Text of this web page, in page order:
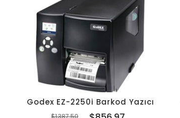
Godex EZ-2250i Barkod Yazıcı
$1,387.50